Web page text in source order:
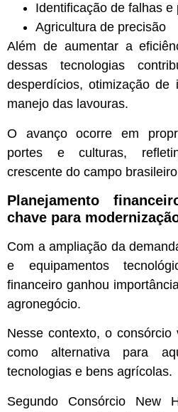
Identificação de falhas e
Agricultura de precisão
Além de aumentar a
dessas tecnologias
desperdícios, otimização de
manejo das lavouras.
O avanço ocorre em
portes e culturas,
crescente do campo
Planejamento
chave para
Com a ampliação da
e equipamentos
financeiro ganhou
agronegócio.
Nesse contexto, o consórcio
como alternativa para
tecnologias e bens agrícolas.
Segundo Consórcio New